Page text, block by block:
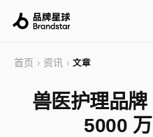
首页 › 资讯 › 文章
兽医护理品
5000